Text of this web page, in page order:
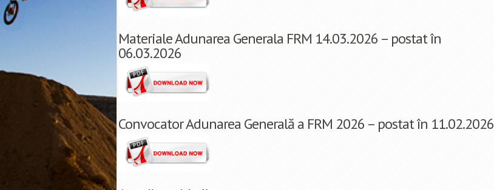
Materiale Adunarea Generala FRM 14.03.2026 – postat în
06.03.2026
Convocator Adunarea Generală a FRM 2026 – postat în 11.02.2026